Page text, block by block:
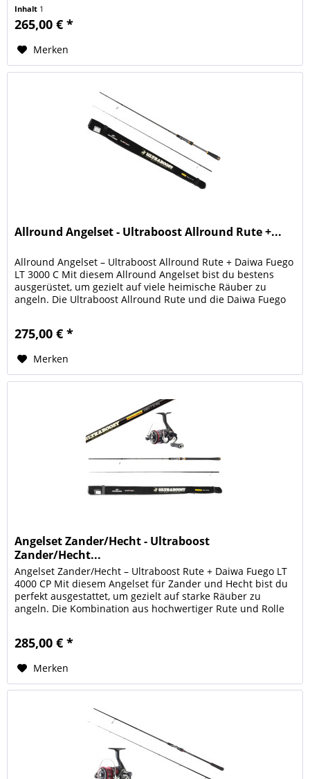
Inhalt 1
265,00 € *
Merken
Allround Angelset - Ultraboost Allround Rute +...
Allround Angelset – Ultraboost Allround Rute + Daiwa Fuego
LT 3000 C Mit diesem Allround Angelset bist du bestens
ausgerüstet, um gezielt auf viele heimische Räuber zu
angeln. Die Ultraboost Allround Rute und die Daiwa Fuego
275,00 € *
Merken
Angelset Zander/Hecht - Ultraboost
Zander/Hecht...
Angelset Zander/Hecht – Ultraboost Rute + Daiwa Fuego LT
4000 CP Mit diesem Angelset für Zander und Hecht bist du
perfekt ausgestattet, um gezielt auf starke Räuber zu
angeln. Die Kombination aus hochwertiger Rute und Rolle
285,00 € *
Merken